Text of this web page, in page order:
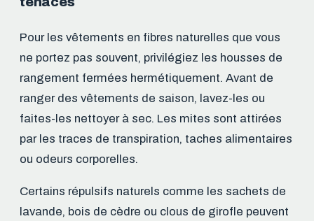
Pour les vêtements en fibres naturelles que vous
ne portez pas souvent, privilégiez les housses de
rangement fermées hermétiquement. Avant de
ranger des vêtements de saison, lavez-les ou
faites-les nettoyer à sec. Les mites sont attirées
par les traces de transpiration, taches alimentaires
ou odeurs corporelles.
Certains répulsifs naturels comme les sachets de
lavande, bois de cèdre ou clous de girofle peuvent